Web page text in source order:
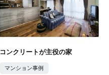
コンクリートが主役の家
マンション事例